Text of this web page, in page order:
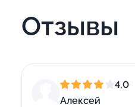
Отзывы
4,0
Алексей